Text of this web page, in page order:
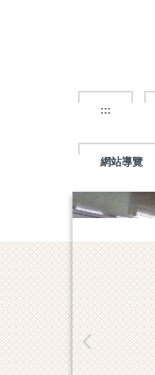
:::
網站導覽